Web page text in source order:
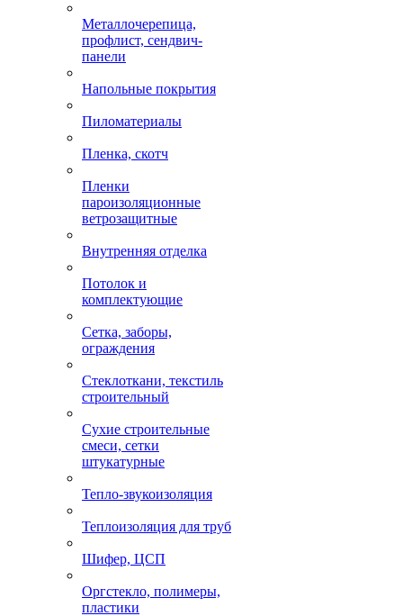
Металлочерепица,
профлист, сендвич-
панели
Напольные покрытия
Пиломатериалы
Пленка, скотч
Пленки
пароизоляционные
ветрозащитные
Внутренняя отделка
Потолок и
комплектующие
Сетка, заборы,
ограждения
Стеклоткани, текстиль
строительный
Сухие строительные
смеси, сетки
штукатурные
Тепло-звукоизоляция
Теплоизоляция для труб
Шифер, ЦСП
Оргстекло, полимеры,
пластики